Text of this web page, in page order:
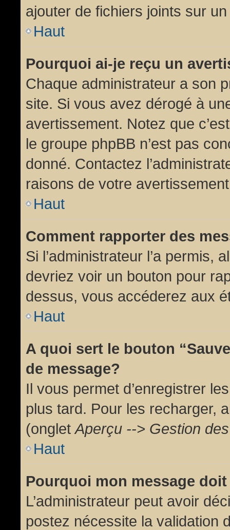
ajouter de fichiers joints sur
Haut
Pourquoi ai-je reçu un
Chaque administrateur a son
site. Si vous avez dérogé à
avertissement. Notez que
le groupe phpBB n’est pas
donné. Contactez
raisons de votre
Haut
Comment rapporter des
Si l’administrateur l’a permis,
devriez voir un bouton pour
dessus, vous accéderez aux
Haut
A quoi sert le bouton
de message?
Il vous permet d’enregistrer
plus tard. Pour les recharger,
(ongletAperçu --> Gestion
Haut
Pourquoi mon message
L’administrateur peut avoir
postez nécessite la validation